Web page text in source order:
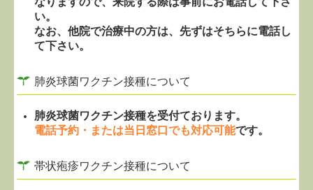
い。
なお、他院で治療中の方は、先ずはそちらに電話し
て下さい。
肺炎球菌ワクチン接種について
肺炎球菌ワクチン接種を受付ております。
電話予約・または当日窓口でも対応可能です。
帯状疱疹ワクチン接種について